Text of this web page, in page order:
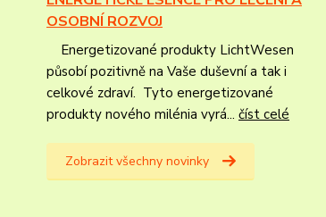
OSOBNÍ ROZVOJ
Energetizované produkty LichtWesen
působí pozitivně na Vaše duševní a tak i
celkové zdraví. Tyto energetizované
produkty nového milénia vyrá... číst celé
Zobrazit všechny novinky